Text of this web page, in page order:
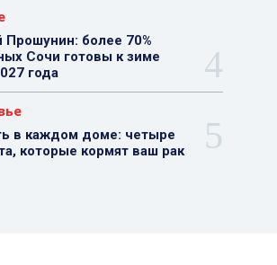
более 70%
Сочи готовы к зиме
года
в каждом доме: четыре
которые кормят ваш рак